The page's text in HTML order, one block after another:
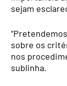
sejam
sobre os
nos
sublinha.